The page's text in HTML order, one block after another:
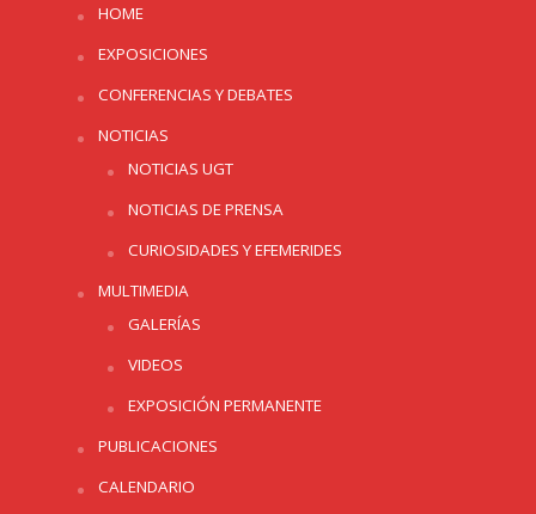
HOME
EXPOSICIONES
CONFERENCIAS Y DEBATES
NOTICIAS
NOTICIAS UGT
NOTICIAS DE PRENSA
CURIOSIDADES Y EFEMERIDES
MULTIMEDIA
GALERÍAS
VIDEOS
EXPOSICIÓN PERMANENTE
PUBLICACIONES
CALENDARIO